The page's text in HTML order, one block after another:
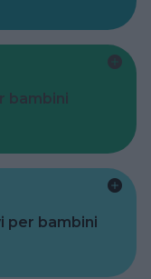
bambini
per bambini